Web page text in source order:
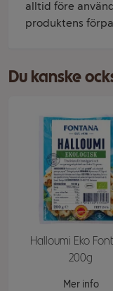
alltid före
produktens
Du kanske
Halloumi Eko
200g
Mer info